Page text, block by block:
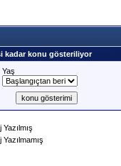
kadar konu gösteriliyor
Yaş